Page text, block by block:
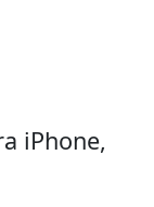
iPhone,